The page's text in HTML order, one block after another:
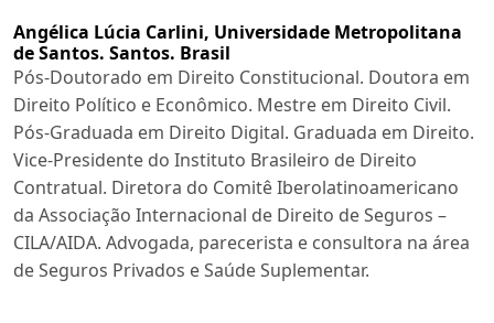
Angélica Lúcia Carlini, Universidade Metropolitana
de Santos. Santos. Brasil
Pós-Doutorado em Direito Constitucional. Doutora em
Direito Político e Econômico. Mestre em Direito Civil.
Pós-Graduada em Direito Digital. Graduada em Direito.
Vice-Presidente do Instituto Brasileiro de Direito
Contratual. Diretora do Comitê Iberolatinoamericano
da Associação Internacional de Direito de Seguros –
CILA/AIDA. Advogada, parecerista e consultora na área
de Seguros Privados e Saúde Suplementar.